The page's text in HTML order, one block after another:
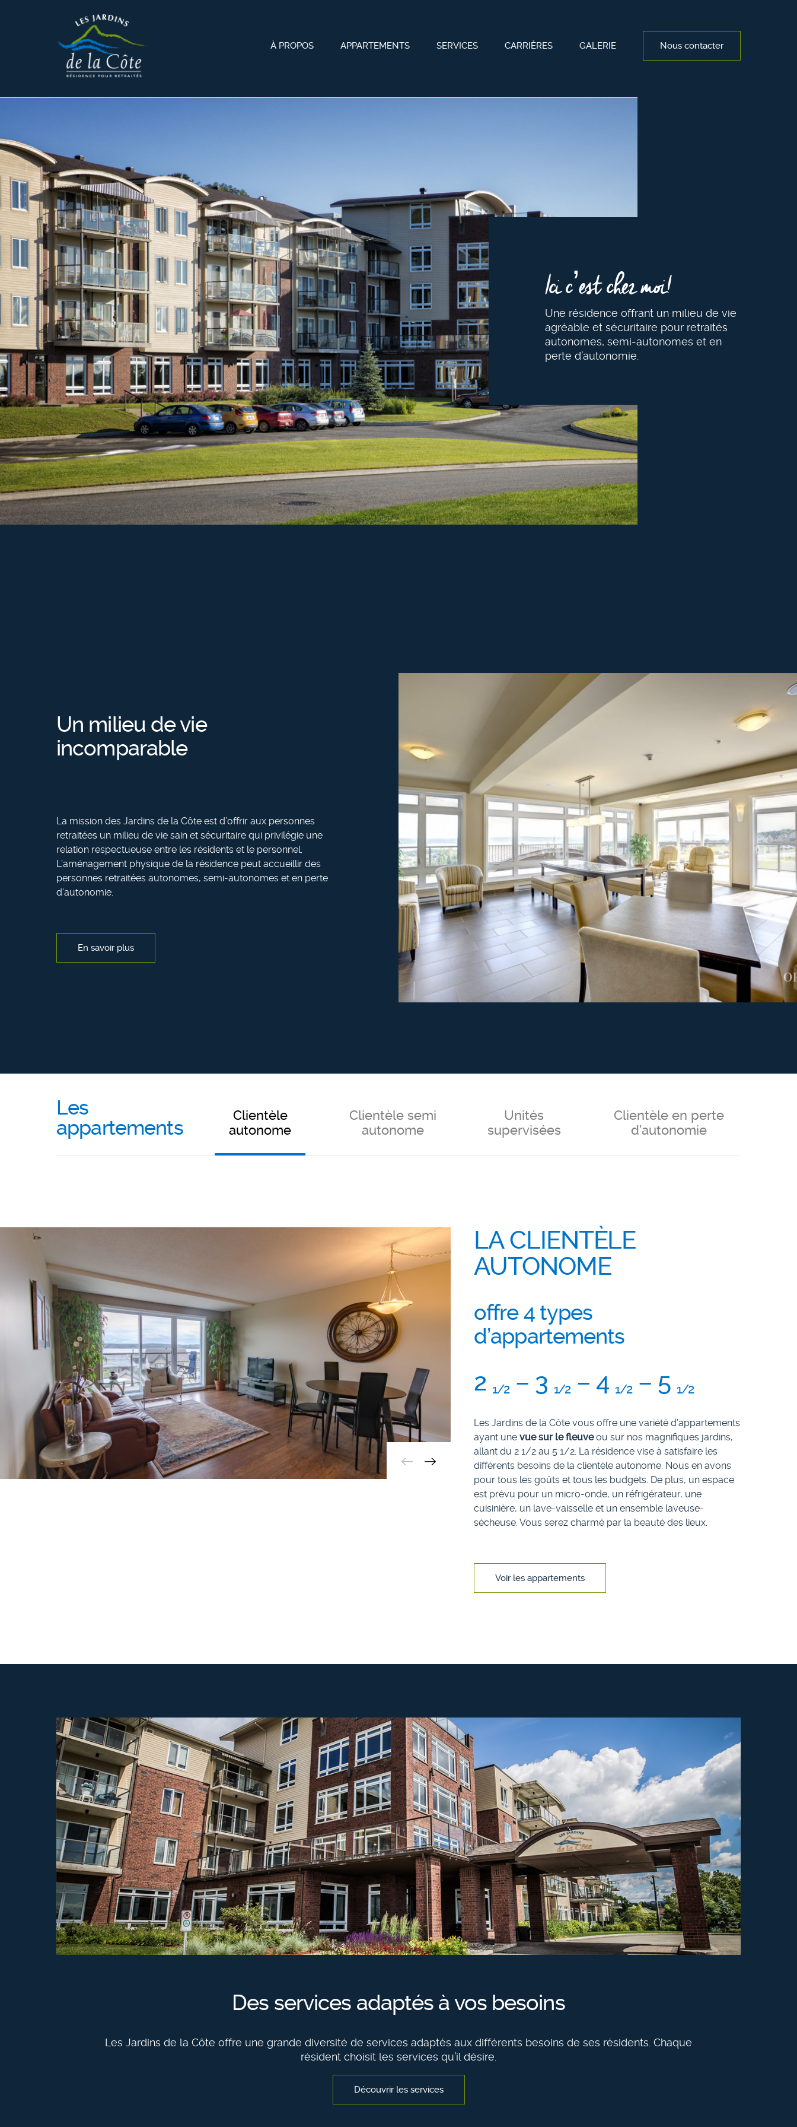
À PROPOS APPARTEMENTS SERVICES CARRIÈRES GALERIE Nous contacter
Ici c’est chez moi!
Une résidence offrant un milieu de vie
agréable et sécuritaire pour retraités
autonomes, semi-autonomes et en
perte d’autonomie.
Un milieu de vie
incomparable
La mission des Jardins de la Côte est d’offrir aux personnes
retraitées un milieu de vie sain et sécuritaire qui privilégie une
relation respectueuse entre les résidents et le personnel.
L’aménagement physique de la résidence peut accueillir des
personnes retraitées autonomes, semi-autonomes et en perte
d’autonomie.
En savoir plus
Les
appartements
Clientèle
autonome
Clientèle semi
autonome
Unités
supervisées
Clientèle en perte
d’autonomie
LA CLIENTÈLE
AUTONOME
offre 4 types
d’appartements
2 1/2– 3 1/2 – 4 1/2– 5 1/2
Les Jardins de la Côte vous offre une variété d’appartements
ayant une vue sur le fleuveou sur nos magnifiques jardins,
allant du 2 1/2 au 5 1/2. La résidence vise à satisfaire les
différents besoins de la clientèle autonome. Nous en avons
pour tous les goûts et tous les budgets. De plus, un espace
est prévu pour un micro-onde, un réfrigérateur, une
cuisinière, un lave-vaisselle et un ensemble laveuse-
sécheuse. Vous serez charmé par la beauté des lieux.
Voir les appartements
Des services adaptés à vos besoins
Les Jardins de la Côte offre une grande diversité de services adaptés aux différents besoins de ses résidents. Chaque
résident choisit les services qu’il désire.
Découvrir les services